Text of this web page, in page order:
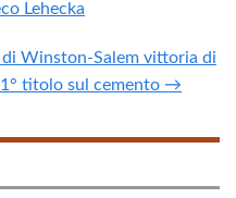
Lehecka
Winston-Salem vittoria di
1° titolo sul cemento →